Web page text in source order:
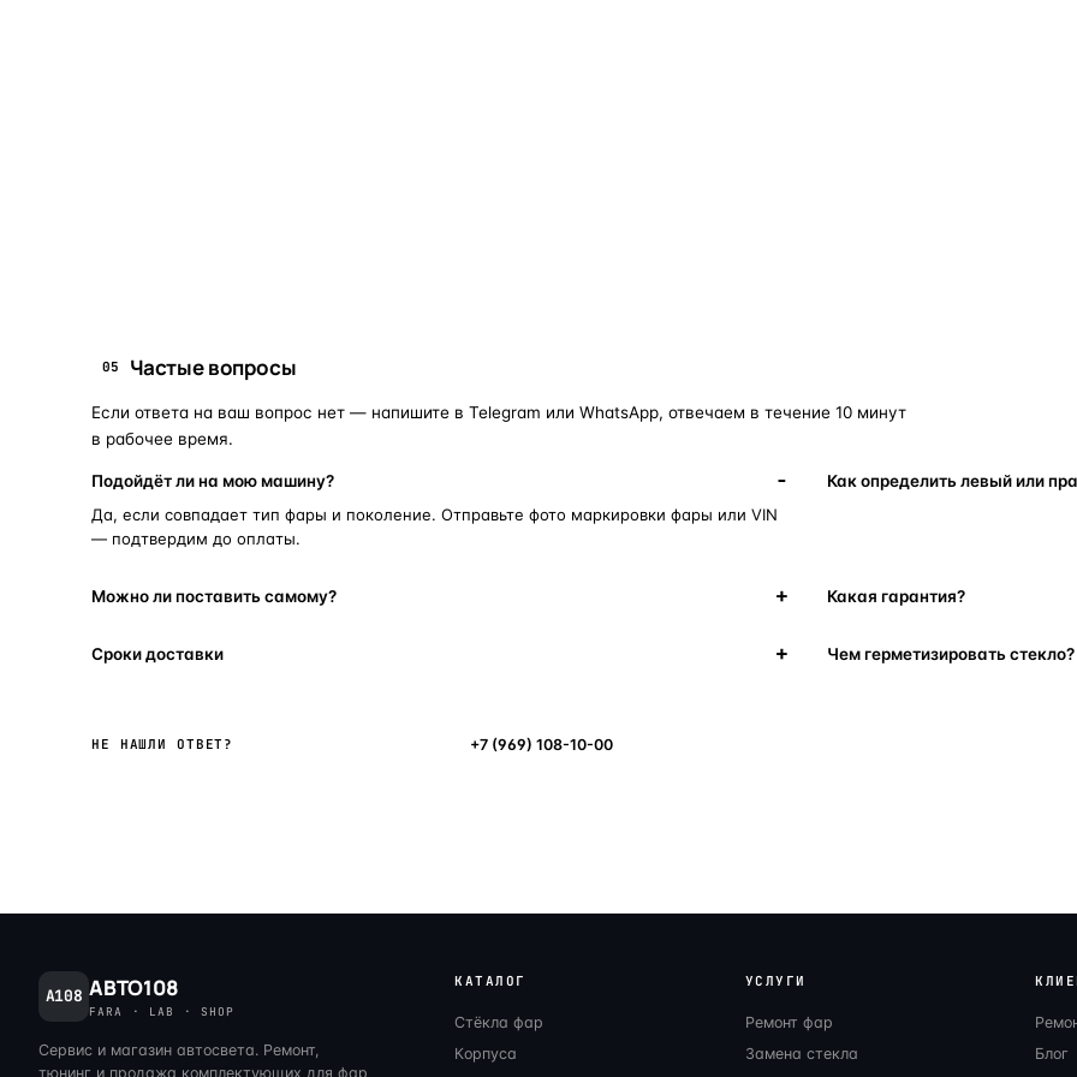
05 Частые вопросы
Если ответа на ваш вопрос нет — напишите в Telegram или WhatsApp, отвечаем в течение 10 минут
в рабочее время.
Подойдёт ли на мою машину?
Да, если совпадает тип фары и поколение. Отправьте фото маркировки фары или VIN
— подтвердим до оплаты.
Как определить левый или
Можно ли поставить самому? Какая гарантия?
Сроки доставки Чем герметизировать стекло?
НЕ НАШЛИ ОТВЕТ? +7 (969) 108-10-00
A108 АВТО108
FARA · LAB · SHOP
Сервис и магазин автосвета. Ремонт,
тюнинг и продажа комплектующих для фар
КАТАЛОГ
Стёкла фар
Корпуса
УСЛУГИ
Ремонт фар
Замена стекла
Блог